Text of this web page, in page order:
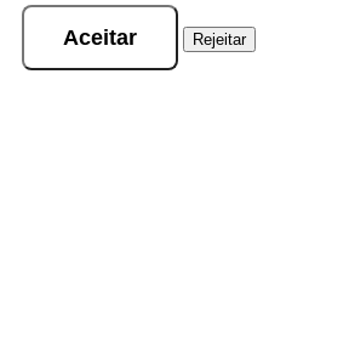
Aceitar Rejeitar